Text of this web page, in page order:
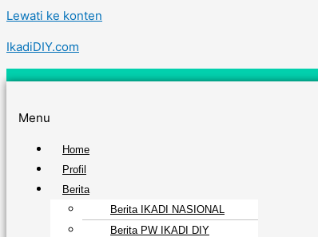
Lewati ke konten
IkadiDIY.com
Menu
Home
Profil
Berita
Berita IKADI NASIONAL
Berita PW IKADI DIY